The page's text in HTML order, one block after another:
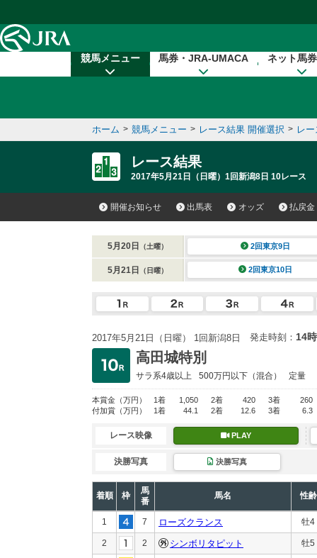
競馬メニュー 馬券・JRA-UMACA ネット馬
ホーム > 競馬メニュー > レース結果 開催選択 > レ
レース結果
2017年5月21日（日曜）1回新潟8日 10レース
開催お知らせ 出馬表 オッズ 払戻金
5月20日 （土曜） 2回東京9日
5月21日 （日曜） 2回東京10日
2017年5月21日（日曜） 1回新潟8日 発走時刻： 14
高田城特別
サラ系4歳以上 500万円以下 （混合） 定量
本賞金 （万円） 1着 1,050 2着 420 3着
260
付加賞 （万円） 1着 44.1 2着 12.6 3着 6.3
レース映像 PLAY
決勝写真 決勝写真
着順 枠
馬
番
馬名 性齢
1 7 ローズクランス 牡4
2 2 シンボリタピット 牡5